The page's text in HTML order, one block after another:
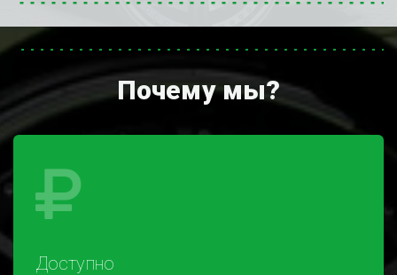
Почему мы?
Доступно